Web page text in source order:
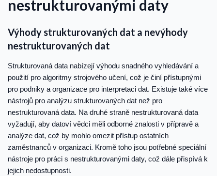
nestrukturovanými daty
Výhody strukturovaných dat a nevýhody
nestrukturovaných dat
Strukturovaná data nabízejí výhodu snadného vyhledávání a
použití pro algoritmy strojového učení, což je činí přístupnými
pro podniky a organizace pro interpretaci dat. Existuje také více
nástrojů pro analýzu strukturovaných dat než pro
nestrukturovaná data. Na druhé straně nestrukturovaná data
vyžadují, aby datoví vědci měli odborné znalosti v přípravě a
analýze dat, což by mohlo omezit přístup ostatních
zaměstnanců v organizaci. Kromě toho jsou potřebné speciální
nástroje pro práci s nestrukturovanými daty, což dále přispívá k
jejich nedostupnosti.